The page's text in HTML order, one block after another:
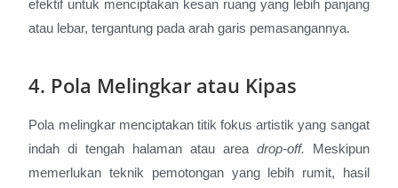
efektif untuk menciptakan kesan ruang yang lebih panjang
atau lebar, tergantung pada arah garis pemasangannya.
4. Pola Melingkar atau Kipas
Pola melingkar menciptakan titik fokus artistik yang sangat
indah di tengah halaman atau area drop-off. Meskipun
memerlukan teknik pemotongan yang lebih rumit, hasil